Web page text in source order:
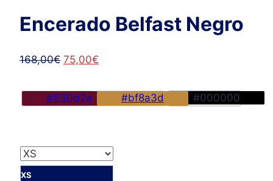
Encerado Belfast Negro
168,00€ El
original
era:
75,00€
actual
es:
#630d2a #bf8a3d #000000
XS